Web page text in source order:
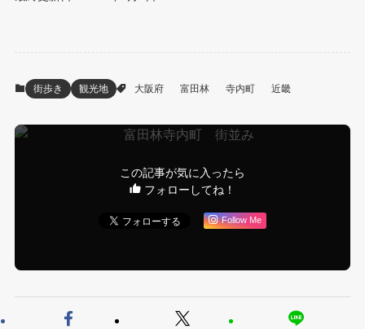
街歩き 観光地 大阪府 富田林 寺内町 近畿
この記事が気に入ったら
フォローしてね！
Follow Me